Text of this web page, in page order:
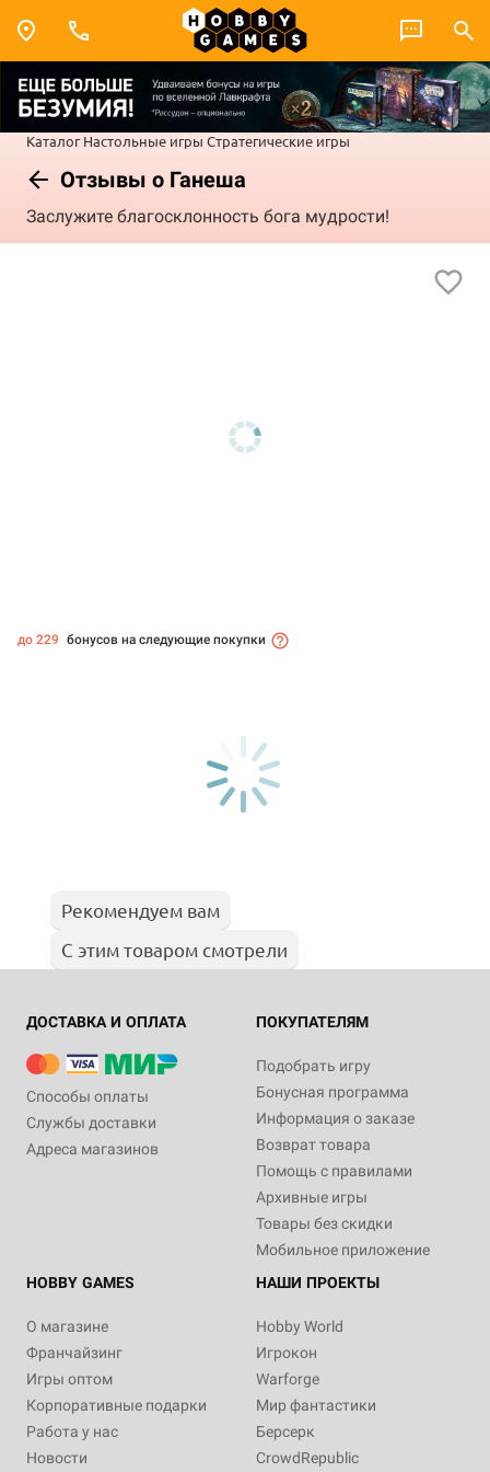
Каталог Настольные игры Стратегические игры
Отзывы о Ганеша
Заслужите благосклонность бога мудрости!
до 229 бонусов на следующие покупки
Рекомендуем вам
С этим товаром смотрели
ДОСТАВКА И ОПЛАТА
Способы оплаты
Службы доставки
Адреса магазинов
ПОКУПАТЕЛЯМ
Подобрать игру
Бонусная программа
Информация о заказе
Возврат товара
Помощь с правилами
Архивные игры
Товары без скидки
Мобильное приложение
HOBBY GAMES
О магазине
Франчайзинг
Игры оптом
Корпоративные подарки
Работа у нас
Новости
НАШИ ПРОЕКТЫ
Hobby World
Игрокон
Warforge
Мир фантастики
Берсерк
CrowdRepublic